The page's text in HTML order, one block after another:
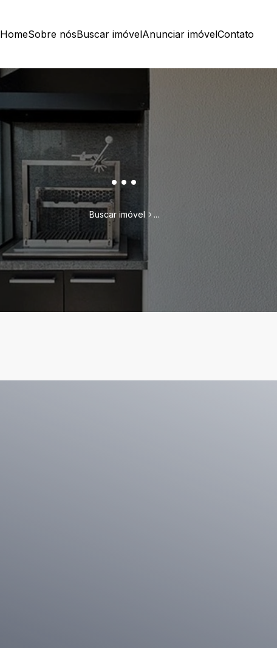
HomeSobre nósBuscar imóvelAnunciar imóvelContato
...
Buscar imóvel ...